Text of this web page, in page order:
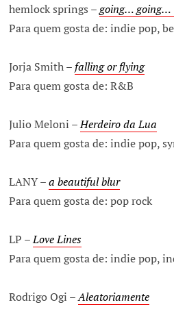
hemlock springs –going… going…
Para quem gosta de: indie pop,
Jorja Smith – falling or flying
Para quem gosta de: R&B
Julio Meloni –Herdeiro da Lua
Para quem gosta de: indie pop,
LANY –a beautiful blur
Para quem gosta de: pop rock
LP –Love Lines
Para quem gosta de: indie pop,
Rodrigo Ogi –Aleatoriamente